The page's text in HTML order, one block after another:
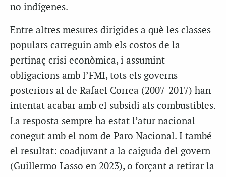
no indígenes.
Entre altres mesures dirigides a què les classes
populars carreguin amb els costos de la
pertinaç crisi econòmica, i assumint
obligacions amb l’FMI, tots els governs
posteriors al de Rafael Correa (2007-2017) han
intentat acabar amb el subsidi als combustibles.
La resposta sempre ha estat l’atur nacional
conegut amb el nom de Paro Nacional. I també
el resultat: coadjuvant a la caiguda del govern
(Guillermo Lasso en 2023), o forçant a retirar la